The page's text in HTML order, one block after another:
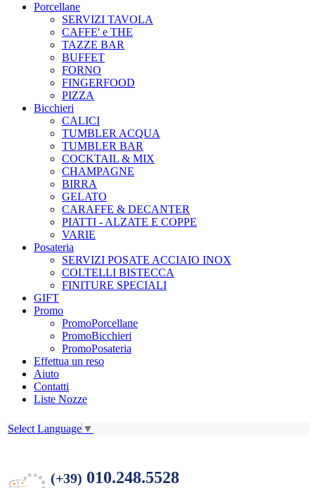
Porcellane
SERVIZI TAVOLA
CAFFE' e THE
TAZZE BAR
BUFFET
FORNO
FINGERFOOD
PIZZA
Bicchieri
CALICI
TUMBLER ACQUA
TUMBLER BAR
COCKTAIL & MIX
CHAMPAGNE
BIRRA
GELATO
CARAFFE & DECANTER
PIATTI - ALZATE E COPPE
VARIE
Posateria
SERVIZI POSATE ACCIAIO INOX
COLTELLI BISTECCA
FINITURE SPECIALI
GIFT
Promo
PromoPorcellane
PromoBicchieri
PromoPosateria
Effettua un reso
Aiuto
Contatti
Liste Nozze
Select Language ▼
(+39) 010.248.5528